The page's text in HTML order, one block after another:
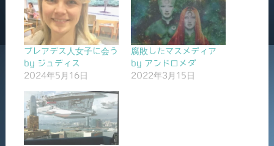
プレアデス人女子に会う
by ジュディス
2024年5月16日
腐敗したマスメディア
by アンドロメダ
2022年3月15日